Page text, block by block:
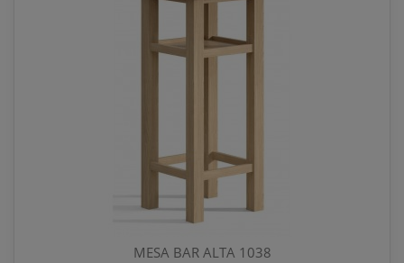
MESA BAR ALTA 1038